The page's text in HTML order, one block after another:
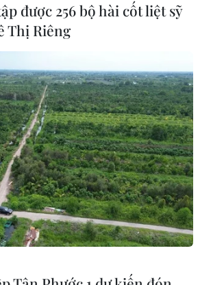
phố Hàng Bông đang bày bán những lá
đen để bán cho khách. (Ảnh: Minh
Hiếu/Vietnam+)
được 256 bộ hài cốt liệt sỹ
Thị Riêng